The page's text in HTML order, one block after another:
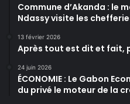
Commune d’Akanda : le
Ndassy visite les
13 février 2026
Après tout est dit et fait,
24 juin 2026
ÉCONOMIE : Le Gabon
du privé le moteur de la